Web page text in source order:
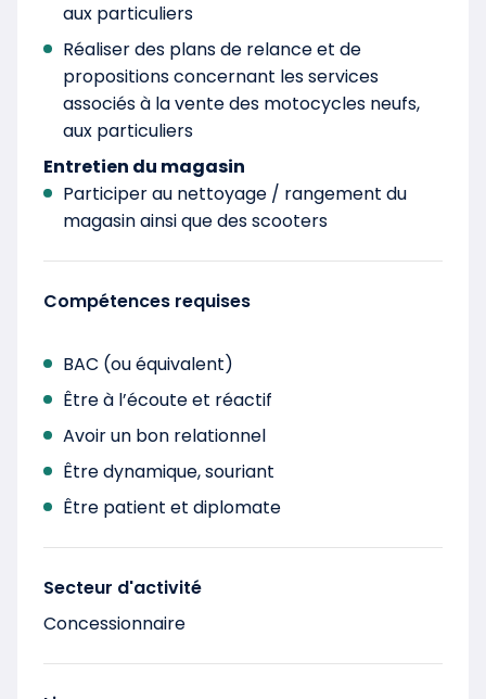
aux particuliers
Réaliser des plans de relance et de
propositions concernant les services
associés à la vente des motocycles neufs,
aux particuliers
Entretien du magasin
Participer au nettoyage / rangement du
magasin ainsi que des scooters
Compétences requises
BAC (ou équivalent)
Être à l’écoute et réactif
Avoir un bon relationnel
Être dynamique, souriant
Être patient et diplomate
Secteur d'activité
Concessionnaire